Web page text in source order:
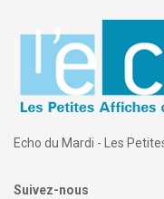
Echo du Mardi - Les
Suivez-nous